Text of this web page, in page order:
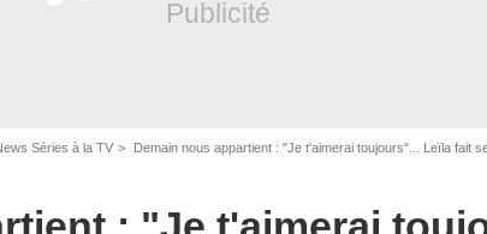
Séries à la TV Demain nous appartient : "Je t'aimerai toujours"... Leïla fait